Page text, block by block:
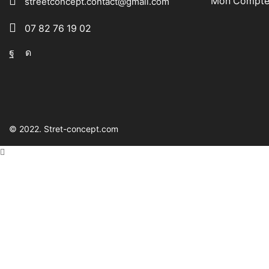
07 82 76 19 02
Facebook
Instagram
© 2022. Stret-concept.com